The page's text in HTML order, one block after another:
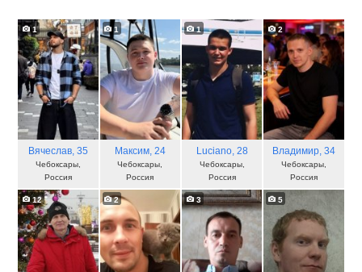
1
Вячеслав, 35
Чебоксары,
Россия
1
Максим, 24
Чебоксары,
Россия
1
Luciano, 28
Чебоксары,
Россия
2
Владимир, 34
Чебоксары,
Россия
12 2 3 5